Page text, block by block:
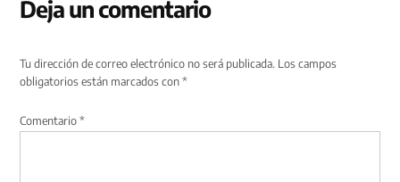
Deja un comentario
Tu dirección de correo electrónico no será publicada. Los campos
obligatorios están marcados con*
Comentario*